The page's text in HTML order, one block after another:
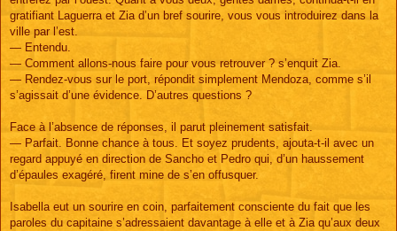
gratifiant Laguerra et Zia d’un bref sourire, vous vous introduirez dans la
ville par l’est.
— Entendu.
— Comment allons-nous faire pour vous retrouver ? s’enquit Zia.
— Rendez-vous sur le port, répondit simplement Mendoza, comme s’il
s’agissait d’une évidence. D’autres questions ?
Face à l’absence de réponses, il parut pleinement satisfait.
— Parfait. Bonne chance à tous. Et soyez prudents, ajouta-t-il avec un
regard appuyé en direction de Sancho et Pedro qui, d’un haussement
d’épaules exagéré, firent mine de s’en offusquer.
Isabella eut un sourire en coin, parfaitement consciente du fait que les
paroles du capitaine s’adressaient davantage à elle et à Zia qu’aux deux